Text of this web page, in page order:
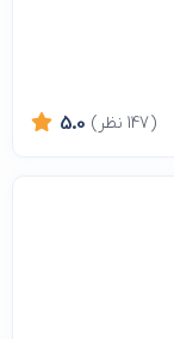
5.0 (147 نظر)